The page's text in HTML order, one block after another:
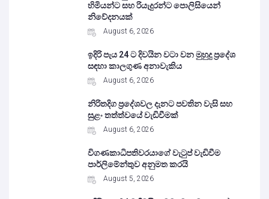
හිමියන්ට සහ රියැදුරන්ට පොලිසියෙන්
නිවේදනයක්
August 6, 2026
ඉදිරි පැය 24 ට දිවයින වටා වන මුහුදු ප්‍රදේශ
සඳහා කාලගුණ අනාවැකිය
August 6, 2026
නිරිතදිග ප්‍රදේශවල දැනට පවතින වැසි සහ
සුළං තත්ත්වයේ වැඩිවීමක්
August 6, 2026
විගණකාධිපතිවරයාගේ වැටුප් වැඩිවීම
පාර්ලිමේන්තුව අනුමත කරයි
August 5, 2026